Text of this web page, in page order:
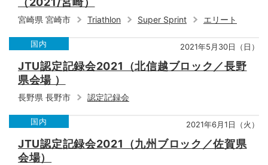
宮崎県 宮崎市 Triathlon Super Sprint エリート
国内 2021年5月30日（日）
JTU認定記録会2021（北信越ブロック／長野
県会場 ）
長野県 長野市 認定記録会
国内 2021年6月1日（火）
JTU認定記録会2021（九州ブロック／佐賀県
会場）